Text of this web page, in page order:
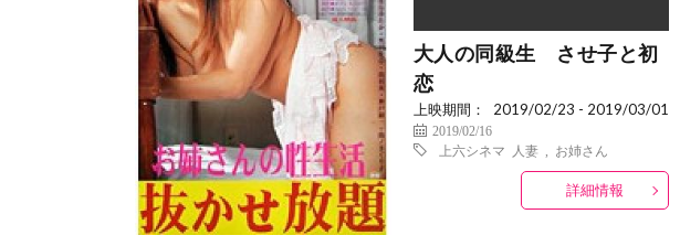
大人の同級生 させ子と初
恋
上映期間： 2019/02/23 - 2019/03/01
2019/02/16
上六シネマ
人妻, お姉さん
詳細情報